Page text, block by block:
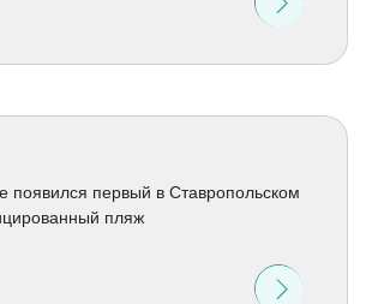
появился первый в Ставропольском
пляж